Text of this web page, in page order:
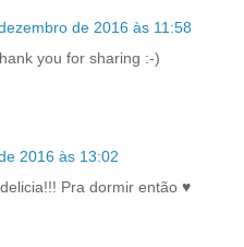
de 2016 às 11:58
you for sharing :-)
2016 às 13:02
Pra dormir então ♥